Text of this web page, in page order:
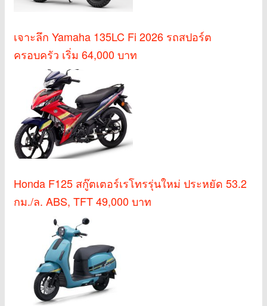
เจาะลึก Yamaha 135LC Fi 2026 รถสปอร์ต
ครอบครัว เริ่ม 64,000 บาท
Honda F125 สกู๊ตเตอร์เรโทรรุ่นใหม่ ประหยัด 53.2
กม./ล. ABS, TFT 49,000 บาท